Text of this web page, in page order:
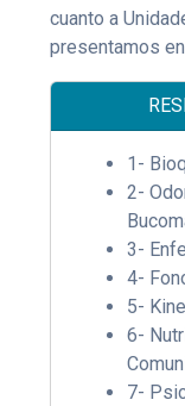
cuanto a
presentamos
1-
2-
3-
4-
5-
6-
7-